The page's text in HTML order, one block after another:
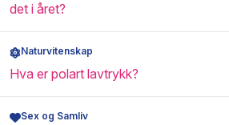
det i året?
Naturvitenskap
Hva er polart lavtrykk?
Sex og Samliv